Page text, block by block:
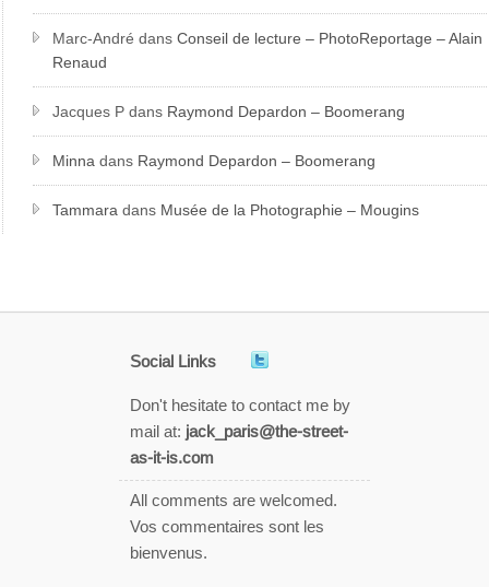
Marc-André dansConseil de lecture – PhotoReportage – Alain
Renaud
Jacques P dans Raymond Depardon – Boomerang
Minna dans Raymond Depardon – Boomerang
Tammara dans Musée de la Photographie – Mougins
Social Links
Don't hesitate to contact me by
mail at: jack_paris@the-street-
as-it-is.com
All comments are welcomed.
Vos commentaires sont les
bienvenus.